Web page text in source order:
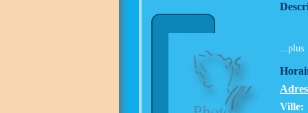
...plus
Ville: